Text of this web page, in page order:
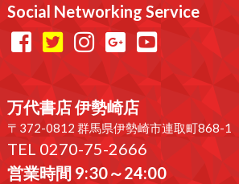
Social Networking Service
万代書店 伊勢崎店
〒372-0812 群馬県伊勢崎市連取町868-1
TEL 0270-75-2666
営業時間 9:30～24:00